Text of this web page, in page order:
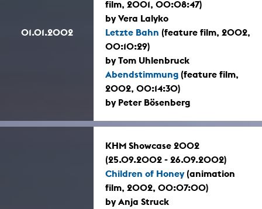
01.01.2002
film, 2001, 00:08:47)
by Vera Lalyko
Letzte Bahn (feature film, 2002,
00:10:29)
by Tom Uhlenbruck
Abendstimmung (feature film,
2002, 00:14:30)
by Peter Bösenberg
KHM Showcase 2002
(25.09.2002 - 26.09.2002)
Children of Honey(animation
film, 2002, 00:07:00)
by Anja Struck